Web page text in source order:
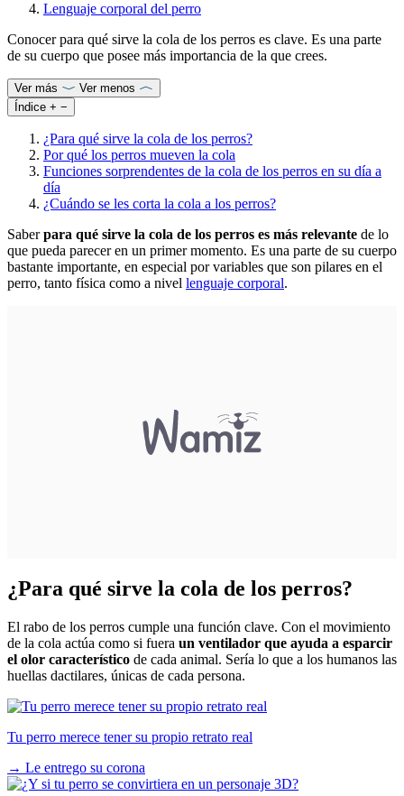
Lenguaje corporal del perro
Conocer para qué sirve la cola de los perros es clave. Es una parte
de su cuerpo que posee más importancia de la que crees.
Ver más
Ver menos
Índice + −
¿Para qué sirve la cola de los perros?
Por qué los perros mueven la cola
Funciones sorprendentes de la cola de los perros en su día a
día
¿Cuándo se les corta la cola a los perros?
Saberpara qué sirve la cola de los perros es más relevante de lo
que pueda parecer en un primer momento. Es una parte de su cuerpo
bastante importante, en especial por variables que son pilares en el
perro, tanto física como a nivel lenguaje corporal.
¿Para qué sirve la cola de los perros?
El rabo de los perros cumple una función clave. Con el movimiento
de la cola actúa como si fuera un ventilador que ayuda a esparcir
el olor característico de cada animal. Sería lo que a los humanos las
huellas dactilares, únicas de cada persona.
Tu perro merece tener su propio retrato real
→ Le entrego su corona